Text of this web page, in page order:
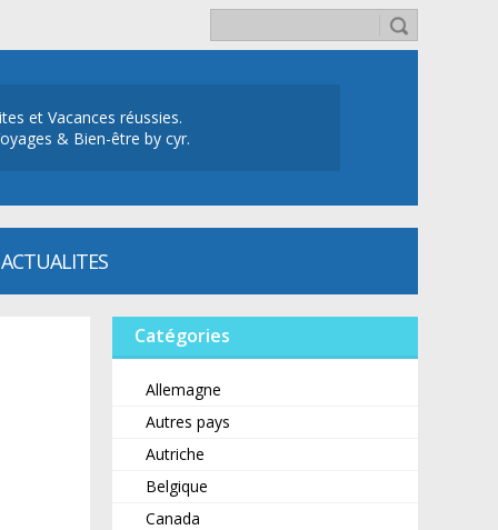
et Vacances réussies.
& Bien-être by cyr.
ACTUALITES
Catégories
Allemagne
Autres pays
Autriche
Belgique
Canada